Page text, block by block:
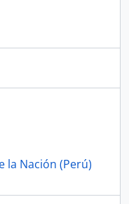
simple] Nombramiento
CAJA 03
CAJA 06
CAJA 07
CAJA 08
CAJA 11
la Nación (Perú)